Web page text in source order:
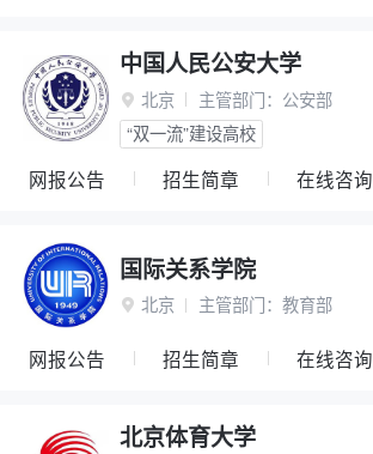
中国人民公安大学
 北京 主管部门： 公安部
“双一流”建设高校
网报公告 招生简章 在线咨询
国际关系学院
 北京 主管部门： 教育部
网报公告 招生简章 在线咨询
北京体育大学